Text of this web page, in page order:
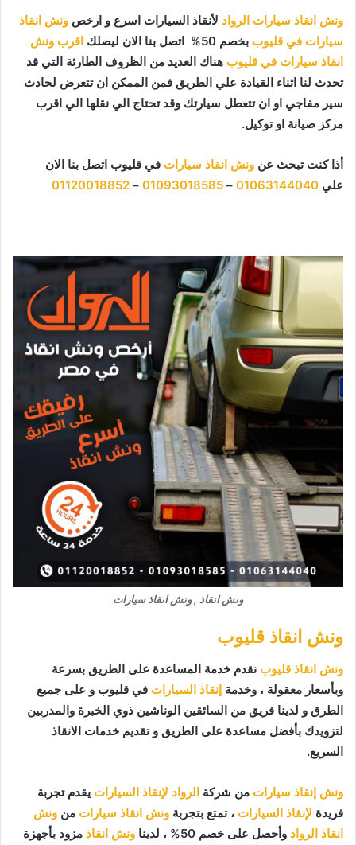
ونش انقاذ سيارات الرواد لأنقاذ السيارات اسرع و ارخص ونش انقاذ
سيارات في قليوب بخصم 50% اتصل بنا الان ليصلك
اقرب ونش
انقاذ سيارات في قليوب هناك العديد من الظروف الطارئة التي قد
تحدث لنا اثناء القيادة علي الطريق فمن الممكن ان تتعرض لحادث
سير مفاجي او ان تتعطل سيارتك وقد تحتاج الي نقلها الي اقرب
مركز صيانة او توكيل.
أذا كنت تبحث عن ونش انقاذ سيارات في قليوب اتصل بنا الان
علي 01063144040
–
01093018585
–
01120018852
ونش انقاذ , ونش انقاذ سيارات
ونش انقاذ قليوب
ونش انقاذ قليوب نقدم خدمة المساعدة على الطريق بسرعة
وبأسعار معقولة ، وخدمة إنقاذ السيارات في قليوب و على جميع
الطرق و لدينا فريق من السائقين الوناشين ذوي الخبرة والمدربين
لتزويدك بأفضل مساعدة على الطريق و تقديم خدمات الانقاذ
السريع.
ونش إنقاذ سيارات من شركة الرواد لإنقاذ السيارات يقدم تجربة
فريدة لإنقاذ السيارات ، تمتع بتجربة ونش انقاذ سيارات من ونش
انقاذ الرواد وأحصل على خصم 50% ، لدينا ونش انقاذ مزود بأجهزة